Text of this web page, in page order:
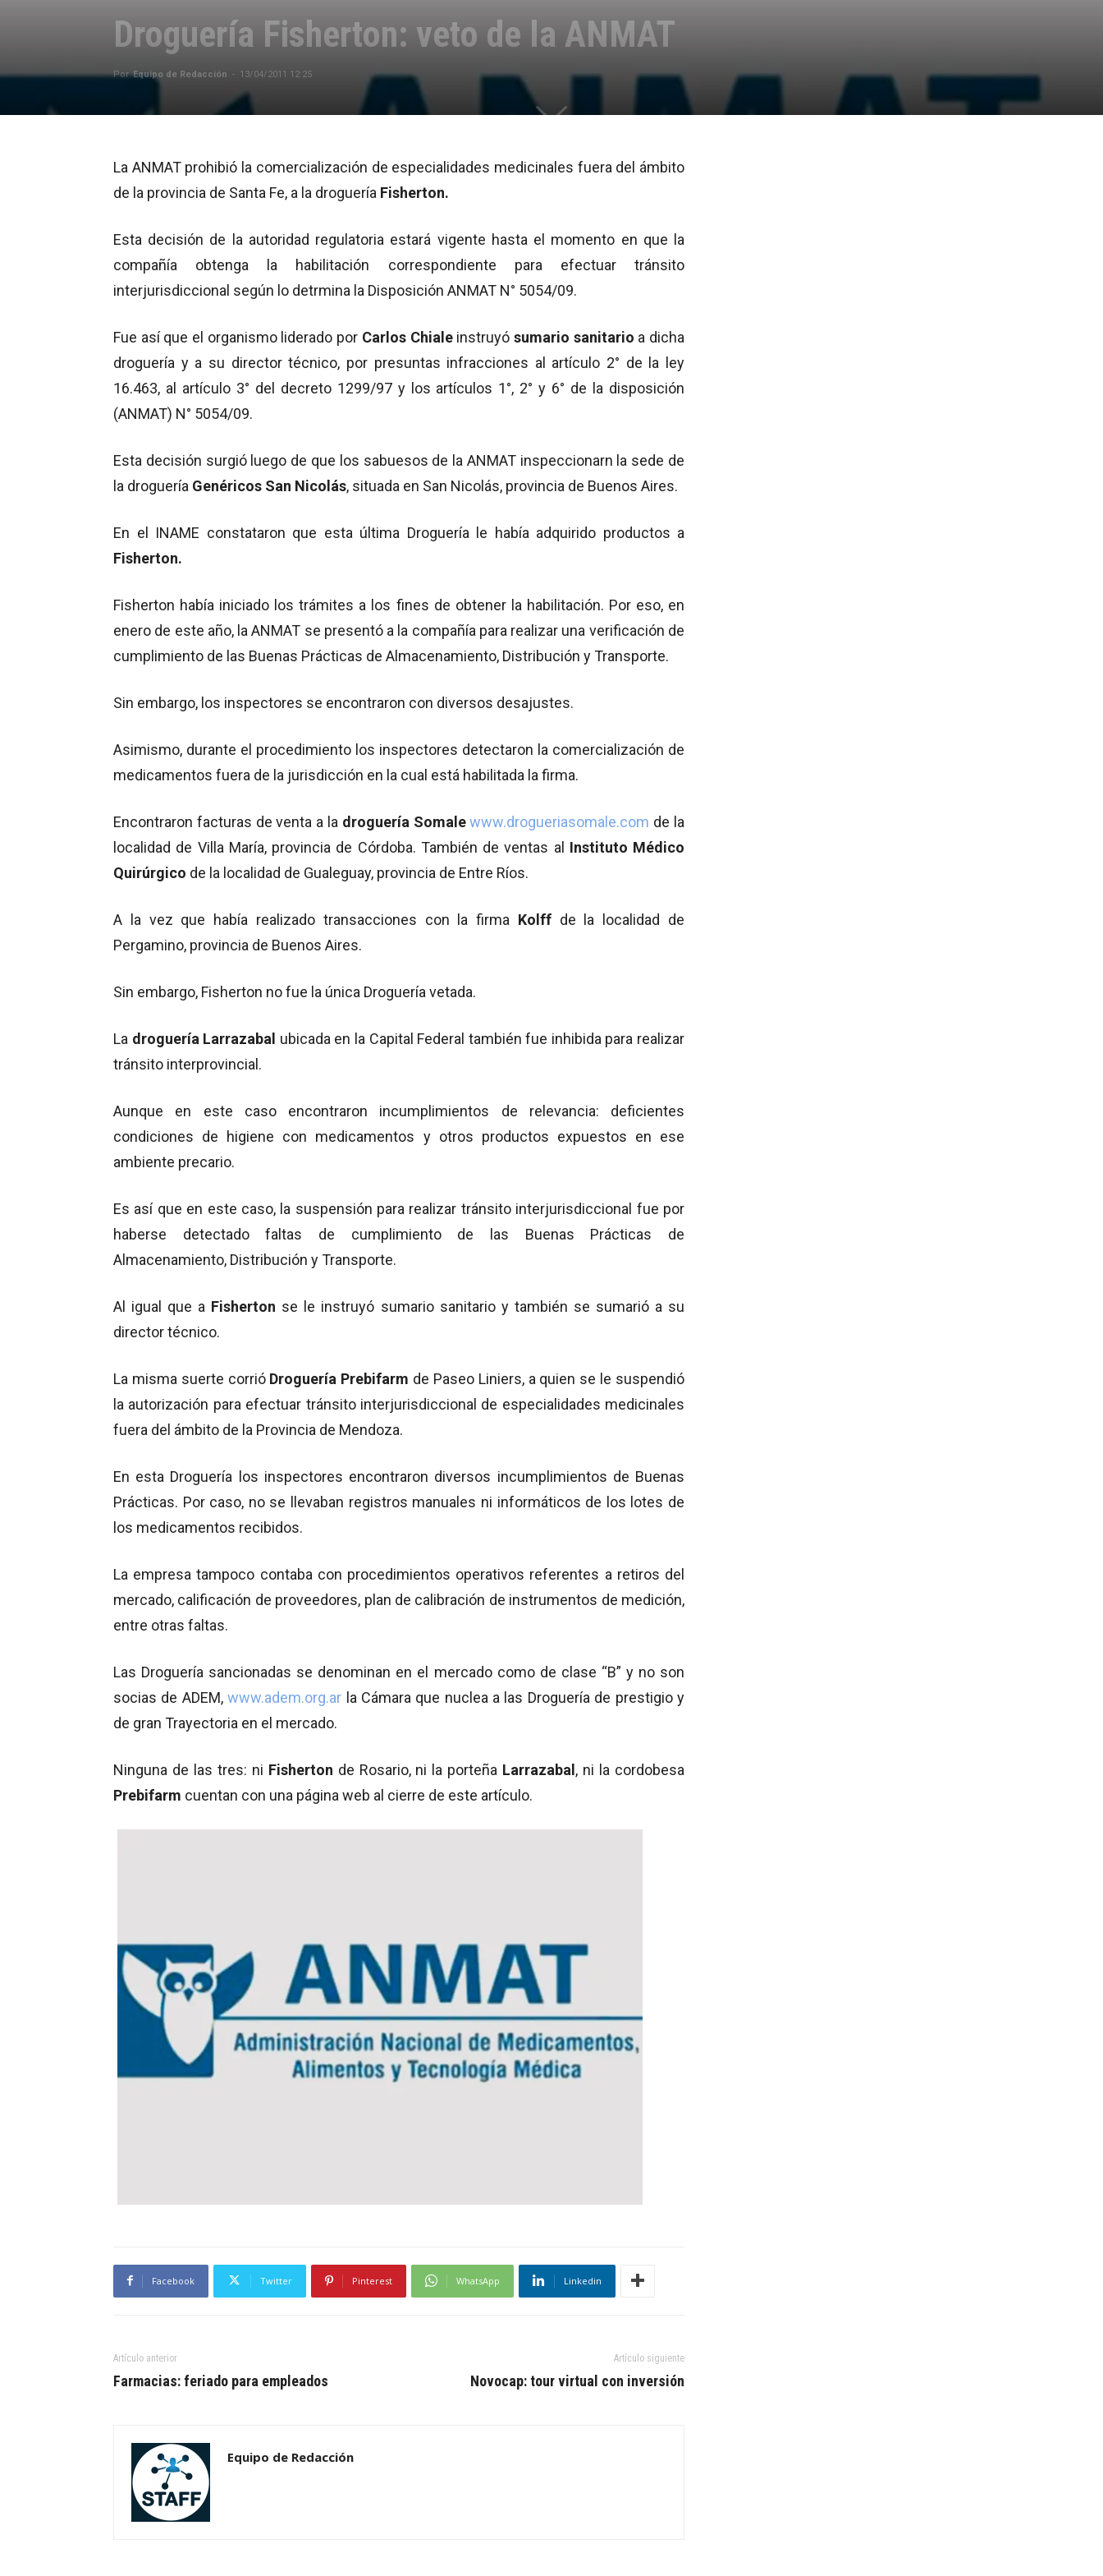
Droguería Fisherton: veto de la ANMAT
Por Equipo de Redacción - 13/04/2011 12:25
La ANMAT prohibió la comercialización de especialidades medicinales fuera del ámbito
de la provincia de Santa Fe, a la droguería Fisherton.
Esta decisión de la autoridad regulatoria estará vigente hasta el momento en que la
compañía obtenga la habilitación correspondiente para efectuar tránsito
interjurisdiccional según lo detrmina la Disposición ANMAT N° 5054/09.
Fue así que el organismo liderado por Carlos Chialeinstruyó sumario sanitario a dicha
droguería y a su director técnico, por presuntas infracciones al artículo 2° de la ley
16.463, al artículo 3° del decreto 1299/97 y los artículos 1°, 2° y 6° de la disposición
(ANMAT) N° 5054/09.
Esta decisión surgió luego de que los sabuesos de la ANMAT inspeccionarn la sede de
la droguería Genéricos San Nicolás, situada en San Nicolás, provincia de Buenos Aires.
En el INAME constataron que esta última Droguería le había adquirido productos a
Fisherton.
Fisherton había iniciado los trámites a los fines de obtener la habilitación. Por eso, en
enero de este año, la ANMAT se presentó a la compañía para realizar una verificación de
cumplimiento de las Buenas Prácticas de Almacenamiento, Distribución y Transporte.
Sin embargo, los inspectores se encontraron con diversos desajustes.
Asimismo, durante el procedimiento los inspectores detectaron la comercialización de
medicamentos fuera de la jurisdicción en la cual está habilitada la firma.
Encontraron facturas de venta a la droguería Somale www.drogueriasomale.com de la
localidad de Villa María, provincia de Córdoba. También de ventas al Instituto Médico
Quirúrgico de la localidad de Gualeguay, provincia de Entre Ríos.
A la vez que había realizado transacciones con la firma Kolff de la localidad de
Pergamino, provincia de Buenos Aires.
Sin embargo, Fisherton no fue la única Droguería vetada.
La droguería Larrazabal ubicada en la Capital Federal también fue inhibida para realizar
tránsito interprovincial.
Aunque en este caso encontraron incumplimientos de relevancia: deficientes
condiciones de higiene con medicamentos y otros productos expuestos en ese
ambiente precario.
Es así que en este caso, la suspensión para realizar tránsito interjurisdiccional fue por
haberse detectado faltas de cumplimiento de las Buenas Prácticas de
Almacenamiento, Distribución y Transporte.
Al igual que a Fisherton se le instruyó sumario sanitario y también se sumarió a su
director técnico.
La misma suerte corrió Droguería Prebifarm de Paseo Liniers, a quien se le suspendió
la autorización para efectuar tránsito interjurisdiccional de especialidades medicinales
fuera del ámbito de la Provincia de Mendoza.
En esta Droguería los inspectores encontraron diversos incumplimientos de Buenas
Prácticas. Por caso, no se llevaban registros manuales ni informáticos de los lotes de
los medicamentos recibidos.
La empresa tampoco contaba con procedimientos operativos referentes a retiros del
mercado, calificación de proveedores, plan de calibración de instrumentos de medición,
entre otras faltas.
Las Droguería sancionadas se denominan en el mercado como de clase “B” y no son
socias de ADEM,www.adem.org.ar la Cámara que nuclea a las Droguería de prestigio y
de gran Trayectoria en el mercado.
Ninguna de las tres: ni Fisherton de Rosario, ni la porteña Larrazabal, ni la cordobesa
Prebifarm cuentan con una página web al cierre de este artículo.
Facebook Twitter Pinterest WhatsApp Linkedin
Artículo anterior
Farmacias: feriado para empleados
Artículo siguiente
Novocap: tour virtual con inversión
Equipo de Redacción